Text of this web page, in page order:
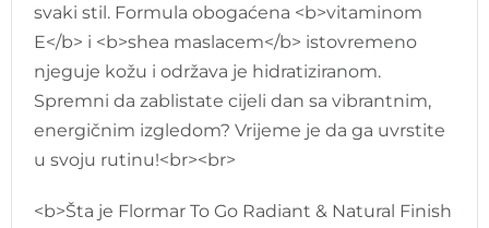
svaki stil. Formula obogaćena <b>vitaminom
E</b> i <b>shea maslacem</b> istovremeno
njeguje kožu i održava je hidratiziranom.
Spremni da zablistate cijeli dan sa vibrantnim,
energičnim izgledom? Vrijeme je da ga uvrstite
u svoju rutinu!<br><br>
<b>Šta je Flormar To Go Radiant & Natural Finish